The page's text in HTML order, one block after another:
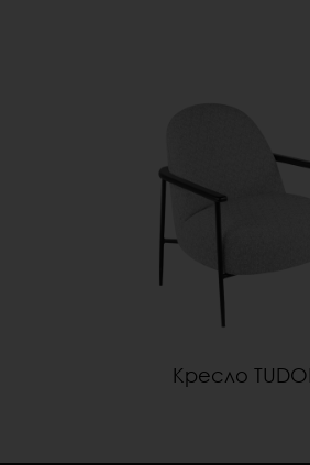
Кресло